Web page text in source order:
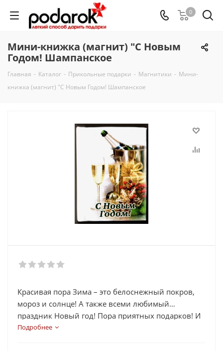
0
Мини-книжка (магнит) "С Новым
Годом! Шампанское
Главная - Каталог - Прикольные подарки - Магнитики - Мини-
книжка (магнит) "С Новым Годом! Шампанское
Красивая пора Зима – это белоснежный покров,
мороз и солнце! А также всеми любимый
праздник Новый год! Пора приятных подарков! И
каждый год вы стоите перед выбором, что
Подробнее